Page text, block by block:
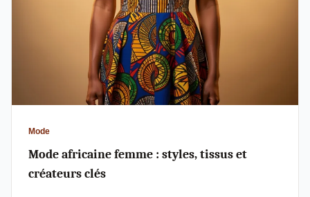
Mode
Mode africaine femme : styles, tissus et
créateurs clés